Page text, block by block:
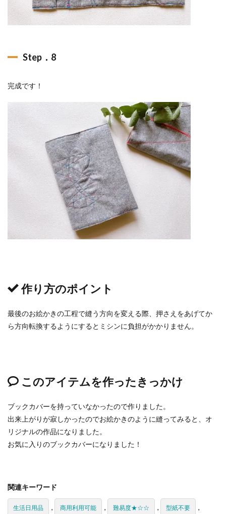
Step．8
完成です！
作り方のポイント
最後のお絵かきの工程で縫う方向を変える際、押さえをあげてか
ら方向転換するようにするとミシンに負担がかかりません。
このアイテムを作ったきっかけ
ブックカバーを持っていなかったので作りました。
出来上がりが寂しかったのでお絵かきのように縫ってみると、オ
リジナルの作品になりました。
お気に入りのブックカバーになりました！
関連キーワード
生活日用品 , 商用利用可能 , 難易度★☆☆ , 型紙不要 ,